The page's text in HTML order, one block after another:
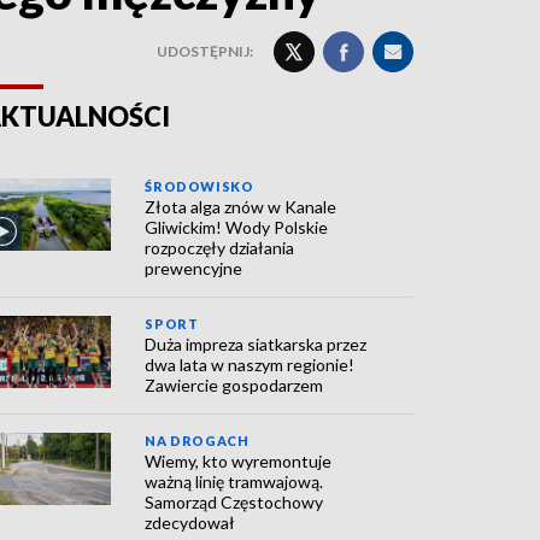
UDOSTĘPNIJ:
ŚRODOWISKO
Złota alga znów w Kanale
Gliwickim! Wody Polskie
rozpoczęły działania
prewencyjne
SPORT
Duża impreza siatkarska przez
dwa lata w naszym regionie!
Zawiercie gospodarzem
NA DROGACH
Wiemy, kto wyremontuje
ważną linię tramwajową.
Samorząd Częstochowy
zdecydował